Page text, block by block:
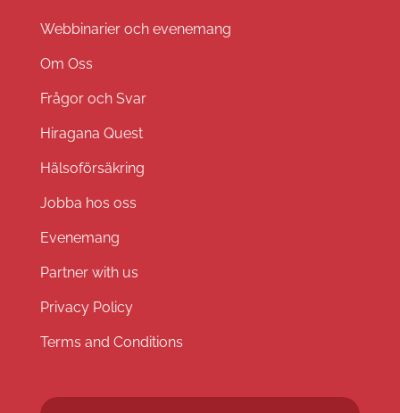
Webbinarier och evenemang
Om Oss
Frågor och Svar
Hiragana Quest
Hälsoförsäkring
Jobba hos oss
Evenemang
Partner with us
Privacy Policy
Terms and Conditions